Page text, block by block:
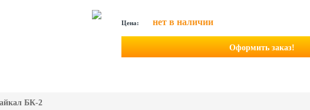
Цена: нет в наличии
Оформить заказ!
БК-2